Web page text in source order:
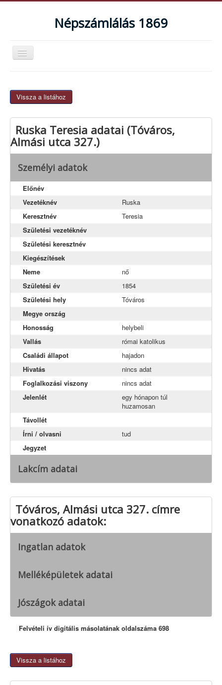
Népszámlálás 1869
Navigáció
váltása
Bemutatkozás
Teljes lista
Agostyán
Baj
Kocs
Naszály
Neszmély
Szomód
Tata
Tóváros
Vértestolna
Vissza a listához
Ruska Teresia adatai (Tóváros,
Almási utca 327.)
Személyi adatok
Előnév
Vezetéknév
Ruska
Keresztnév
Teresia
Születési vezetéknév
Születési keresztnév
Kiegészítések
Neme
nő
Születési év
1854
Születési hely
Tóváros
Megye ország
Honosság
helybeli
Vallás
római katolikus
Családi állapot
hajadon
Hivatás
nincs adat
Foglalkozási viszony
nincs adat
Jelenlét
egy hónapon túl
huzamosan
Távollét
Írni / olvasni
tud
Jegyzet
Lakcím adatai
Tóváros, Almási utca 327. címre
vonatkozó adatok:
Ingatlan adatok
Melléképületek adatai
Jószágok adatai
Felvételi ív digitális másolatának oldalszáma 698
Vissza a listához